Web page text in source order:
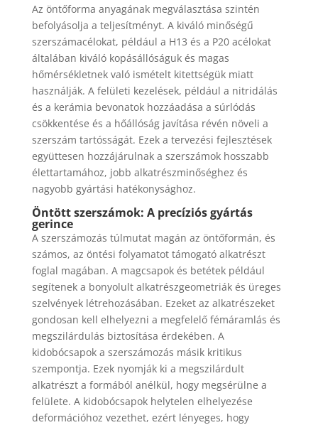
Az öntőforma anyagának megválasztása szintén
befolyásolja a teljesítményt. A kiváló minőségű
szerszámacélokat, például a H13 és a P20 acélokat
általában kiváló kopásállóságuk és magas
hőmérsékletnek való ismételt kitettségük miatt
használják. A felületi kezelések, például a nitridálás
és a kerámia bevonatok hozzáadása a súrlódás
csökkentése és a hőállóság javítása révén növeli a
szerszám tartósságát. Ezek a tervezési fejlesztések
együttesen hozzájárulnak a szerszámok hosszabb
élettartamához, jobb alkatrészminőséghez és
nagyobb gyártási hatékonysághoz.
Öntött szerszámok: A precíziós gyártás
gerince
A szerszámozás túlmutat magán az öntőformán, és
számos, az öntési folyamatot támogató alkatrészt
foglal magában. A magcsapok és betétek például
segítenek a bonyolult alkatrészgeometriák és üreges
szelvények létrehozásában. Ezeket az alkatrészeket
gondosan kell elhelyezni a megfelelő fémáramlás és
megszilárdulás biztosítása érdekében. A
kidobócsapok a szerszámozás másik kritikus
szempontja. Ezek nyomják ki a megszilárdult
alkatrészt a formából anélkül, hogy megsérülne a
felülete. A kidobócsapok helytelen elhelyezése
deformációhoz vezethet, ezért lényeges, hogy